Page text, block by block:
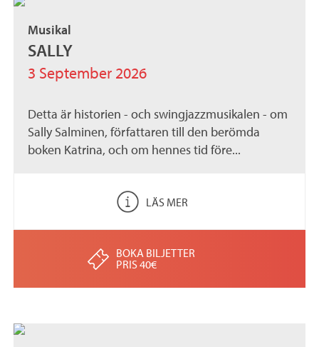
Musikal
SALLY
3 September 2026
Detta är historien - och swingjazzmusikalen - om
Sally Salminen, författaren till den berömda
boken Katrina, och om hennes tid före...
LÄS MER
BOKA BILJETTER
PRIS 40€